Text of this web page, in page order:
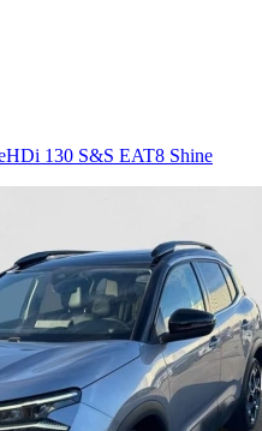
130 S&S EAT8 Shine